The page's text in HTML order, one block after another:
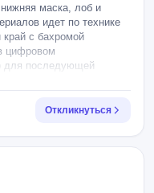
маска, лоб и
идет по технике
край с бахромой
цифровом
для последующей
цену и сроки.
Откликнуться